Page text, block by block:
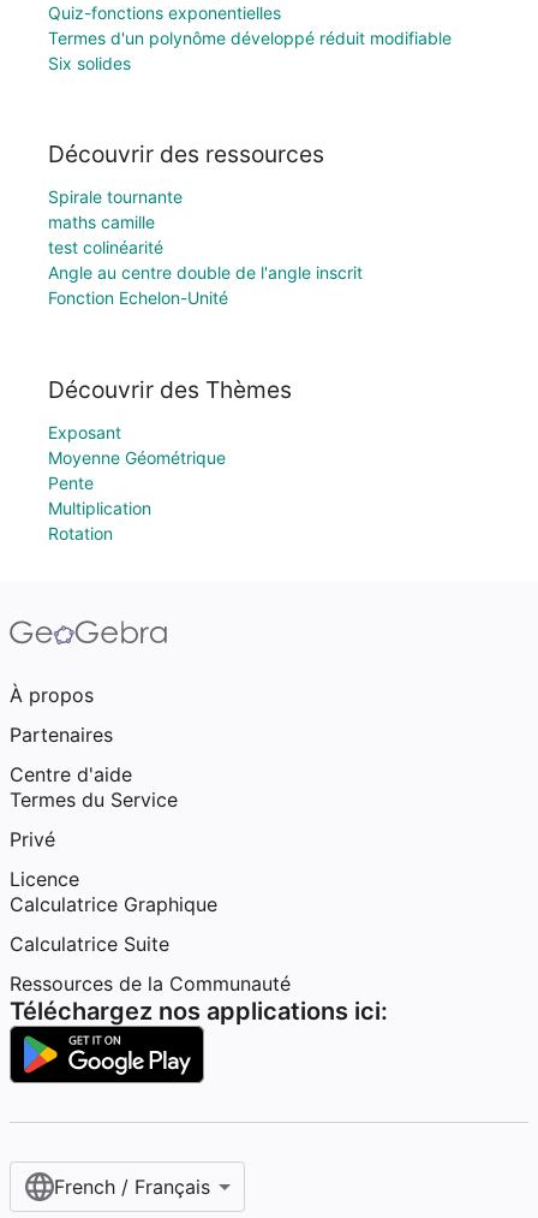
Quiz-fonctions exponentielles
Termes d'un polynôme développé réduit modifiable
Six solides
Découvrir des ressources
Spirale tournante
maths camille
test colinéarité
Angle au centre double de l'angle inscrit
Fonction Echelon-Unité
Découvrir des Thèmes
Exposant
Moyenne Géométrique
Pente
Multiplication
Rotation
À propos
Partenaires
Centre d'aide
Termes du Service
Privé
Licence
Calculatrice Graphique
Calculatrice Suite
Ressources de la Communauté
Téléchargez nos applications ici:
French / Français‎